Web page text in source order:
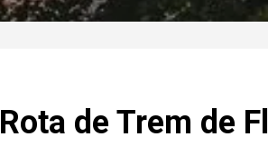
Rota de Trem de